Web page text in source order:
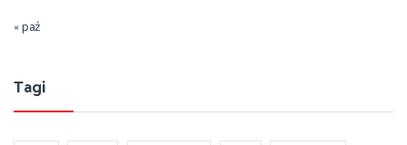
« paź
Tagi